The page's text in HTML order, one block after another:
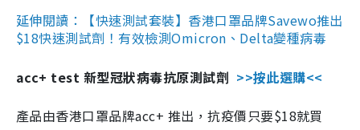
延伸閱讀：【快速測試套裝】香港口罩品牌Savewo推出
$18快速測試劑！有效檢測Omicron、Delta變種病毒
acc+ test 新型冠狀病毒抗原測試劑 >>按此選購<<
產品由香港口罩品牌acc+ 推出，抗疫價只要$18就買